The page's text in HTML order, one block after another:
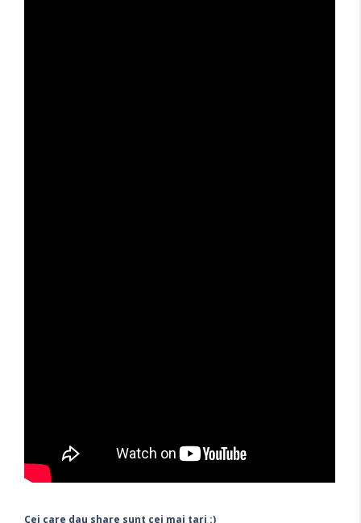
Cei care dau share sunt cei mai tari :)